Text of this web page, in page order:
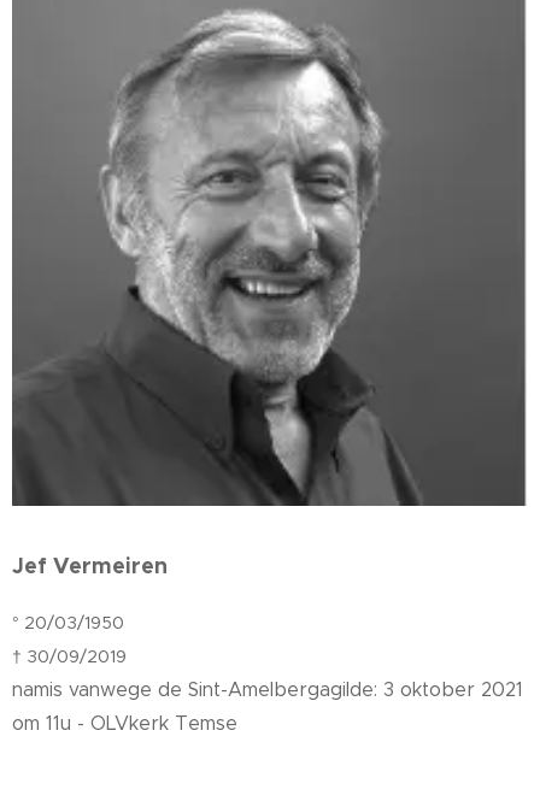
Jef Vermeiren
° 20/03/1950
† 30/09/2019
namis vanwege de Sint-Amelbergagilde: 3 oktober 2021
om 11u - OLVkerk Temse